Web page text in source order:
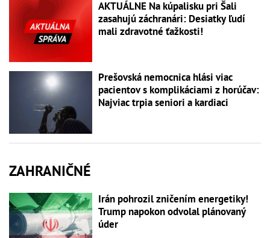
AKTUÁLNE Na kúpalisku pri Šali
zasahujú záchranári: Desiatky ľudí
mali zdravotné ťažkosti!
Prešovská nemocnica hlási viac
pacientov s komplikáciami z horúčav:
Najviac trpia seniori a kardiaci
ZAHRANIČNÉ
Irán pohrozil zničením energetiky!
Trump napokon odvolal plánovaný
úder